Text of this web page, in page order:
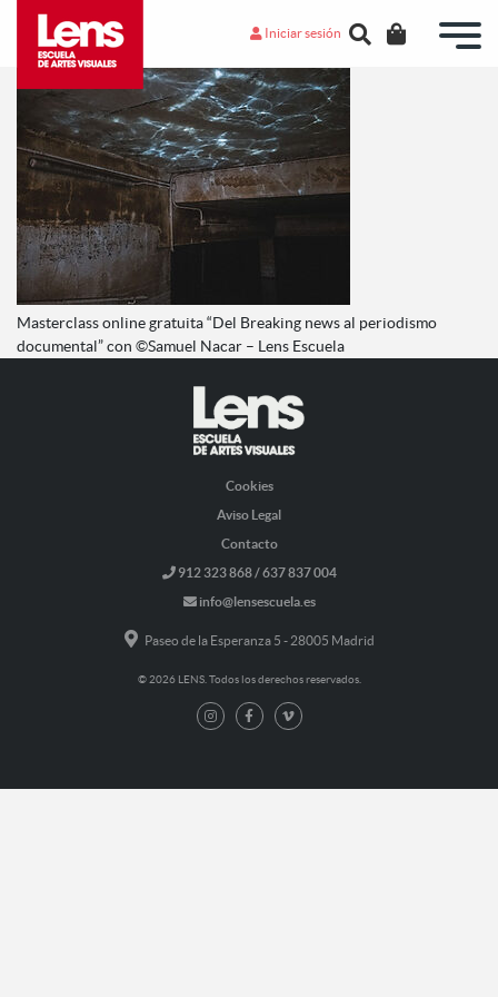
Iniciar sesión
Masterclass online gratuita “Del Breaking news al periodismo
documental” con ©Samuel Nacar – Lens Escuela
Cookies
Aviso Legal
Contacto
912 323 868 / 637 837 004
info@lensescuela.es
Paseo de la Esperanza 5 - 28005 Madrid
© 2026 LENS. Todos los derechos reservados.